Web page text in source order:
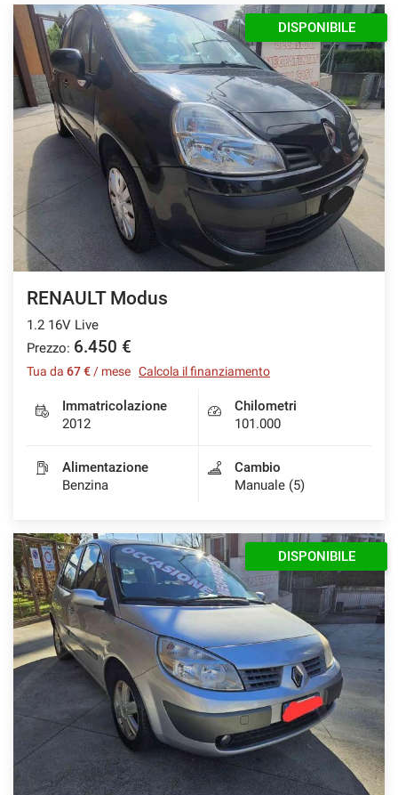
DISPONIBILE
RENAULT Modus
1.2 16V Live
Prezzo: 6.450 €
Tua da 67 € / mese Calcola il finanziamento
Immatricolazione
2012
Chilometri
101.000
Alimentazione
Benzina
Cambio
Manuale (5)
DISPONIBILE